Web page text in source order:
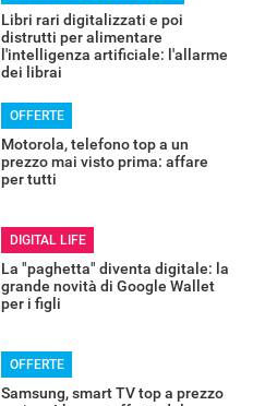
Libri rari digitalizzati e poi
distrutti per alimentare
l'intelligenza artificiale: l'allarme
dei librai
OFFERTE
Motorola, telefono top a un
prezzo mai visto prima: affare
per tutti
DIGITAL LIFE
La "paghetta" diventa digitale: la
grande novità di Google Wallet
per i figli
OFFERTE
Samsung, smart TV top a prezzo